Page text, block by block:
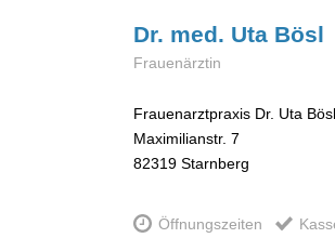
Dr. med. Uta Bösl
Frauenärztin
Frauenarztpraxis Dr. Uta Bösl
Maximilianstr. 7
82319 Starnberg
Öffnungszeiten